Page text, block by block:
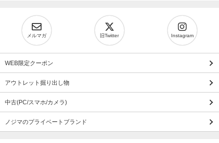
メルマガ 旧Twitter Instagram
WEB限定クーポン
アウトレット掘り出し物
中古(PC/スマホ/カメラ)
ノジマのプライベートブランド